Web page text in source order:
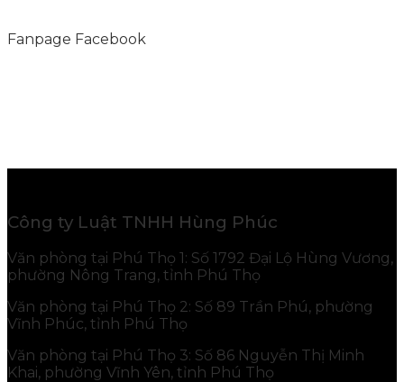
Fanpage Facebook
Công ty Luật TNHH Hùng Phúc
Văn phòng tại Phú Thọ 1: Số 1792 Đại Lộ Hùng Vương,
phường Nông Trang, tỉnh Phú Thọ
Văn phòng tại Phú Thọ 2: Số 89 Trần Phú, phường
Vĩnh Phúc, tỉnh Phú Thọ
Văn phòng tại Phú Thọ 3: Số 86 Nguyễn Thị Minh
Khai, phường Vĩnh Yên, tỉnh Phú Thọ